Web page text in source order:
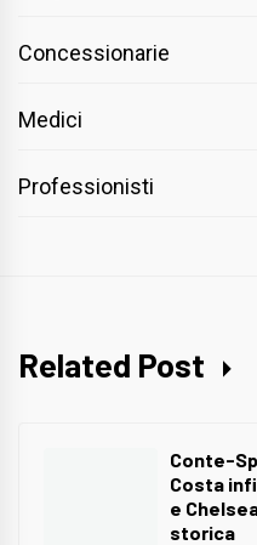
Concessionarie
Medici
Professionisti
Related Post
Conte-
Costa
e
storica